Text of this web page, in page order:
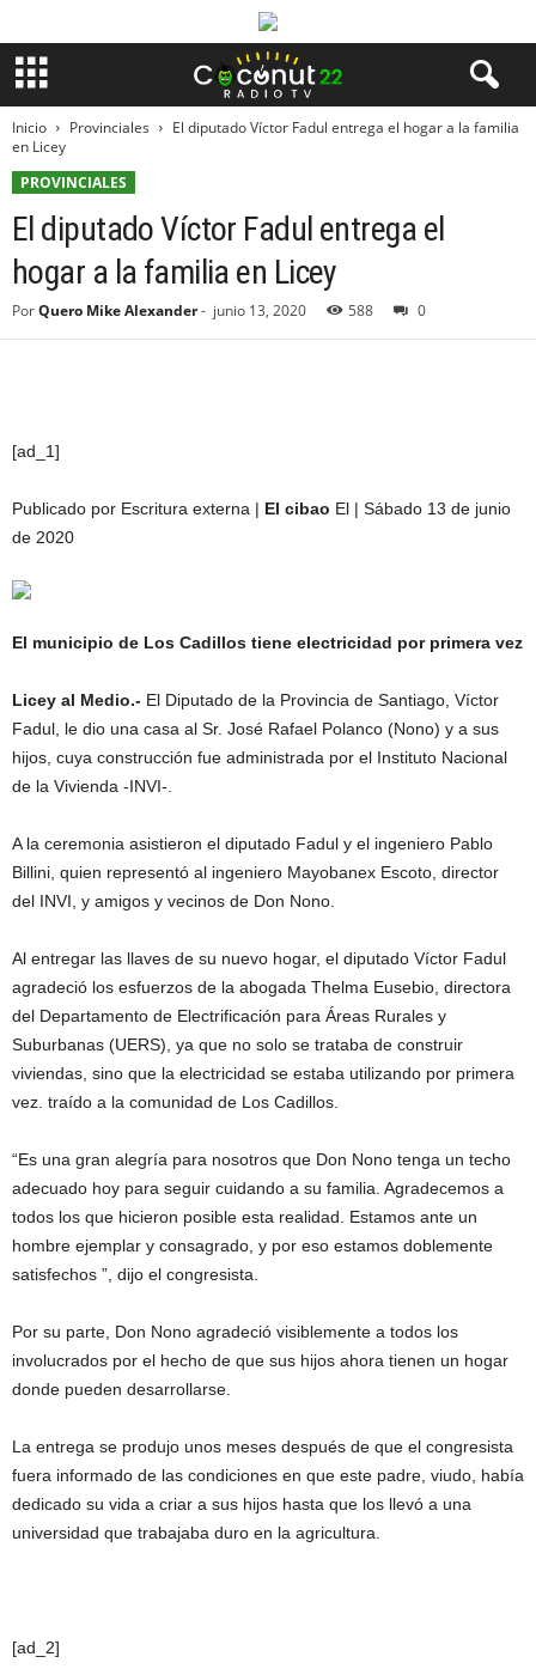
Inicio Provinciales
El diputado Víctor Fadul entrega el hogar a la familia
en Licey
PROVINCIALES
El diputado Víctor Fadul entrega el
hogar a la familia en Licey
PorQuero Mike Alexander- junio 13, 2020 588 0
[ad_1]
Publicado por Escritura externa | El cibao El | Sábado 13 de junio
de 2020
El municipio de Los Cadillos tiene electricidad por primera vez
Licey al Medio.- El Diputado de la Provincia de Santiago, Víctor
Fadul, le dio una casa al Sr. José Rafael Polanco (Nono) y a sus
hijos, cuya construcción fue administrada por el Instituto Nacional
de la Vivienda -INVI-.
A la ceremonia asistieron el diputado Fadul y el ingeniero Pablo
Billini, quien representó al ingeniero Mayobanex Escoto, director
del INVI, y amigos y vecinos de Don Nono.
Al entregar las llaves de su nuevo hogar, el diputado Víctor Fadul
agradeció los esfuerzos de la abogada Thelma Eusebio, directora
del Departamento de Electrificación para Áreas Rurales y
Suburbanas (UERS), ya que no solo se trataba de construir
viviendas, sino que la electricidad se estaba utilizando por primera
vez. traído a la comunidad de Los Cadillos.
“Es una gran alegría para nosotros que Don Nono tenga un techo
adecuado hoy para seguir cuidando a su familia. Agradecemos a
todos los que hicieron posible esta realidad. Estamos ante un
hombre ejemplar y consagrado, y por eso estamos doblemente
satisfechos ”, dijo el congresista.
Por su parte, Don Nono agradeció visiblemente a todos los
involucrados por el hecho de que sus hijos ahora tienen un hogar
donde pueden desarrollarse.
La entrega se produjo unos meses después de que el congresista
fuera informado de las condiciones en que este padre, viudo, había
dedicado su vida a criar a sus hijos hasta que los llevó a una
universidad que trabajaba duro en la agricultura.
[ad_2]